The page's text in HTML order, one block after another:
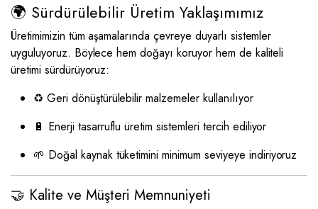
🌍 Sürdürülebilir Üretim Yaklaşımımız
Üretimimizin tüm aşamalarında çevreye duyarlı sistemler
uyguluyoruz. Böylece hem doğayı koruyor hem de kaliteli
üretimi sürdürüyoruz:
♻️ Geri dönüştürülebilir malzemeler kullanılıyor
🔋 Enerji tasarruflu üretim sistemleri tercih ediliyor
🌱 Doğal kaynak tüketimini minimum seviyeye indiriyoruz
🤝 Kalite ve Müşteri Memnuniyeti